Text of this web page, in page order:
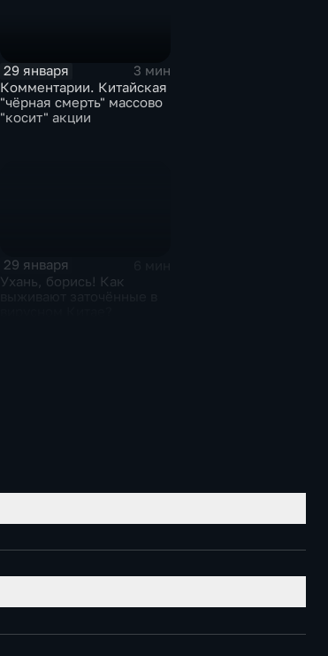
29 января
3 мин
Комментарии. Китайская
"чёрная смерть" массово
"косит" акции
29 января
Ухань, борись! Как